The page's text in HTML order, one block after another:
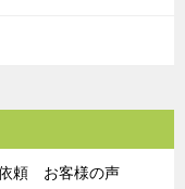
依頼 お客様の声